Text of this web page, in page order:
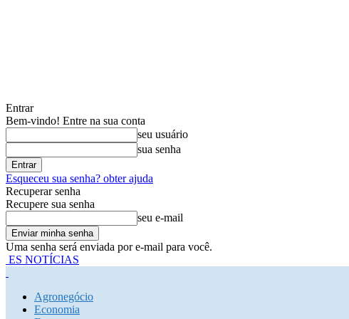
Entrar
Bem-vindo! Entre na sua conta
seu usuário
sua senha
Esqueceu sua senha? obter ajuda
Recuperar senha
Recupere sua senha
seu e-mail
Uma senha será enviada por e-mail para você.
ES NOTÍCIAS
Agronegócio
Economia